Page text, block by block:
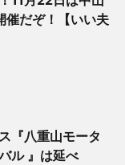
催だぞ！【いい夫
『八重山モータ
ル 』は延べ